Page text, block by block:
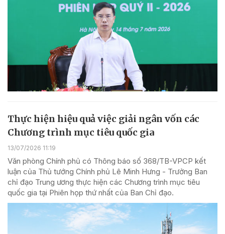
Thực hiện hiệu quả việc giải ngân vốn các
Chương trình mục tiêu quốc gia
13/07/2026 11:19
Văn phòng Chính phủ có Thông báo số 368/TB-VPCP kết
luận của Thủ tướng Chính phủ Lê Minh Hưng - Trưởng Ban
chỉ đạo Trung ương thực hiện các Chương trình mục tiêu
quốc gia tại Phiên họp thứ nhất của Ban Chỉ đạo.